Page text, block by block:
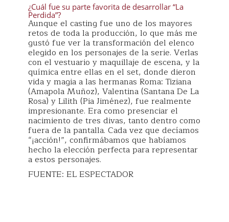
¿Cuál fue su parte favorita de desarrollar “La
Perdida”?
Aunque el casting fue uno de los mayores
retos de toda la producción, lo que más me
gustó fue ver la transformación del elenco
elegido en los personajes de la serie. Verlas
con el vestuario y maquillaje de escena, y la
química entre ellas en el set, donde dieron
vida y magia a las hermanas Roma: Tiziana
(Amapola Muñoz), Valentina (Santana De La
Rosa) y Lilith (Pia Jiménez), fue realmente
impresionante. Era como presenciar el
nacimiento de tres divas, tanto dentro como
fuera de la pantalla. Cada vez que decíamos
“¡acción!”, confirmábamos que habíamos
hecho la elección perfecta para representar
a estos personajes.
FUENTE: EL ESPECTADOR